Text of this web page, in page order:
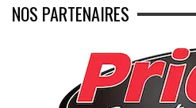
NOS PARTENAIRES